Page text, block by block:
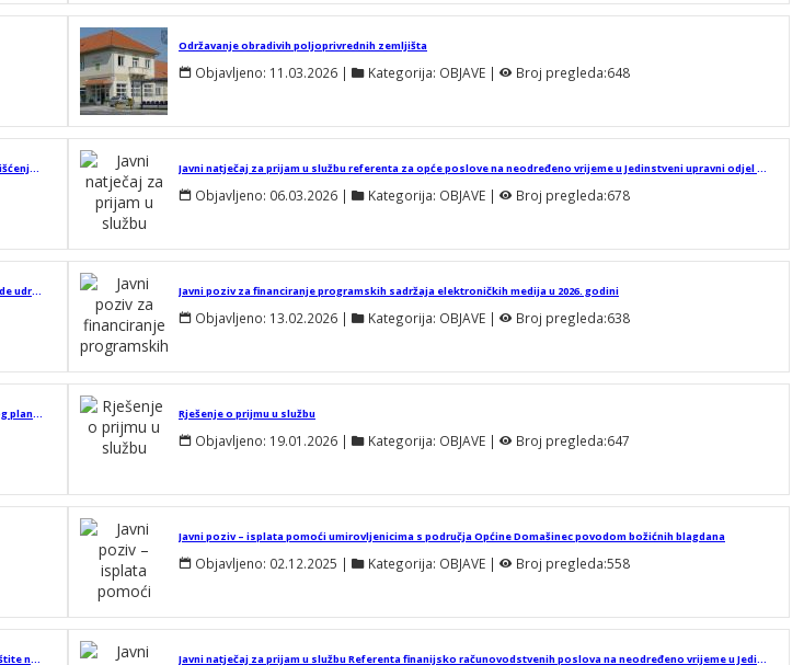
Održavanje obradivih poljoprivrednih zemljišta
Objavljeno: 11.03.2026 | Kategorija: OBJAVE | Broj pregleda:648
Akcija sakupljanja električnog i elektroničkog otpada (EE otpada) i tekstila te akcija čišćenja te akcija čišćenja nesavjesno odbačenog otpada Javni natječaj za prijam u službu referenta za opće poslove na neodređeno vrijeme u Jedinstveni upravni odjel Općine Domašinec
Objavljeno: 06.03.2026 | Kategorija: OBJAVE | Broj pregleda:678
Javni natječaj za financiranje programa/projekata/manifestacija od interesa za opće dobro koje provode udruge i druge organizacije civilnog društva, vjerske zajednice i pravne osobe Katoličke crkve na području Općine Domašinec u 2026. godini Javni poziv za financiranje programskih sadržaja elektroničkih medija u 2026. godini
Objavljeno: 13.02.2026 | Kategorija: OBJAVE | Broj pregleda:638
Javni poziv za savjetovanje sa zainteresiranom javnošću u postupku donošenja Godišnjeg provedbenog plana unapređenja zaštite od požara za područje Općine Domašinec za 2026. godinu Rješenje o prijmu u službu
Objavljeno: 19.01.2026 | Kategorija: OBJAVE | Broj pregleda:647
Javni poziv – isplata pomoći umirovljenicima s područja Općine Domašinec povodom božićnih blagdana
Objavljeno: 02.12.2025 | Kategorija: OBJAVE | Broj pregleda:558
Javni poziv za savjetovanje sa zainteresiranom javnošću o donošenju Plana razvoja sustava Civilne zaštite na području Općine Domašinec za 2026. godinu s trogodišnjim financijskim učincima Javni natječaj za prijam u službu Referenta finanijsko računovodstvenih poslova na neodređeno vrijeme u Jedinstveni upravni odjel Općine Domašinec